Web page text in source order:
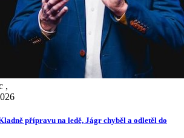
,
přípravu na ledě, Jágr chyběl a odletěl do